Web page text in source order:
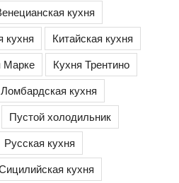
кухня
кухня
Китайская кухня
Марке
Кухня Трентино
Ломбардская кухня
Пустой холодильник
Русская кухня
кухня